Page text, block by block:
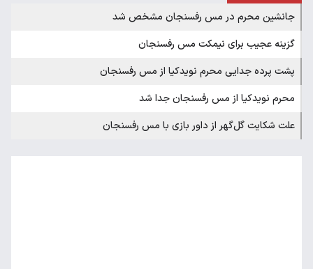
جانشین محرم در مس رفسنجان مشخص شد
گزینه عجیب برای نیمکت مس رفسنجان
پشت پرده جدایی محرم نویدکیا از مس رفسنجان
محرم نویدکیا از مس رفسنجان جدا شد
علت شکایت گل‌گهر از داور بازی با مس رفسنجان